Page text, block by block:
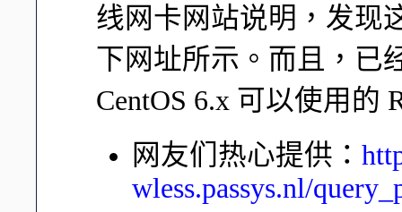
线网卡网站说明，发现
下网址所示。而且，已
CentOS 6.x 可以使用的
网友们热心提供：
wless.passys.nl/